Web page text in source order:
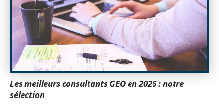
Les meilleurs consultants GEO en 2026 : notre
sélection